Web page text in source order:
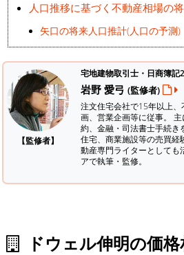
人口推移に基づく不動産相場の
矢口の将来人口推計(人口の予測)
【監修者】
宅地建物取引士・日商簿記
岩野 愛弓 (監修者)
注文住宅会社で15年以上
画、営業企画等に従事。
約、金融・司法書士手続き
住宅、商業施設等の売買経
動産専門ライターとしても
アで執筆・監修。
ドウェル伸明の価